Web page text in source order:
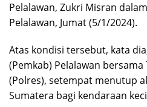
Pelalawan, Zukri Misran
Pelalawan, Jumat (5/1/2024).
Atas kondisi tersebut, kata
(Pemkab) Pelalawan
(Polres), setempat menutup
Sumatera bagi kendaraan